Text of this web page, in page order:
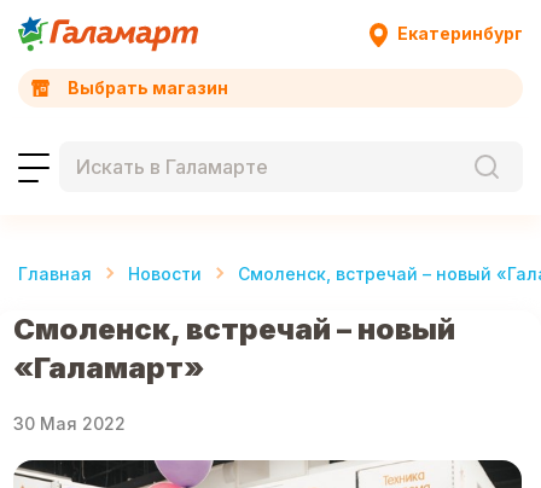
Екатеринбург
Выбрать магазин
Главная Новости Смоленск, встречай – новый
Смоленск, встречай – новый
«Галамарт»
30 Мая 2022